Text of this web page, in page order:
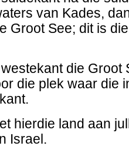
van Kades,
Groot See; dit is
die Groot
die plek waar die
hierdie land aan
Israel.